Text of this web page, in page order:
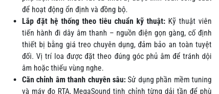
để hoạt động ổn định và đồng bộ.
Lắp đặt hệ thống theo tiêu chuẩn kỹ thuật: Kỹ thuật viên
tiến hành đi dây âm thanh – nguồn điện gọn gàng, cố định
thiết bị bằng giá treo chuyên dụng, đảm bảo an toàn tuyệt
đối. Vị trí loa được đặt theo đúng góc phủ âm để tránh dội
âm hoặc thiếu vùng nghe.
Căn chỉnh âm thanh chuyên sâu: Sử dụng phần mềm tuning
và máy đo RTA, MegaSound tinh chỉnh từng dải tần để phù